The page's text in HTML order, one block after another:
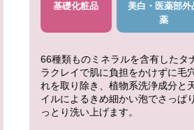
基礎化粧品
美白・医薬部外
薬
66種類ものミネラルを含有したタ
ラクレイで肌に負担をかけずに毛
れを取り除き、植物系洗浄成分と
イルによるきめ細かい泡でさっぱ
っとり洗い上げます。